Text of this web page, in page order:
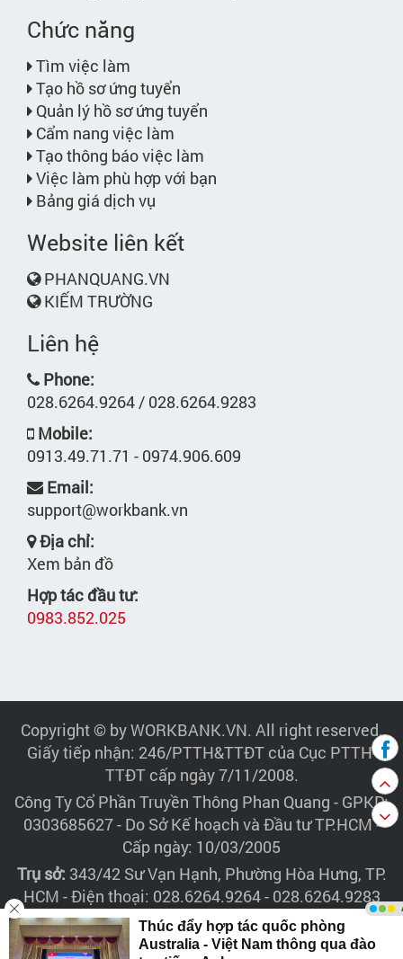
Chức năng
Tìm việc làm
Tạo hồ sơ ứng tuyển
Quản lý hồ sơ ứng tuyển
Cẩm nang việc làm
Tạo thông báo việc làm
Việc làm phù hợp với bạn
Bảng giá dịch vụ
Website liên kết
PHANQUANG.VN
KIẾM TRƯỜNG
Liên hệ
Phone:
028.6264.9264 / 028.6264.9283
Mobile:
0913.49.71.71 - 0974.906.609
Email:
support@workbank.vn
Địa chỉ:
Xem bản đồ
Hợp tác đầu tư:
0983.852.025
Copyright © by WORKBANK.VN. All right reserved.
Giấy tiếp nhận: 246/PTTH&TTĐT của Cục PTTH-
TTĐT cấp ngày 7/11/2008.
Công Ty Cổ Phần Truyền Thông Phan Quang - GPKD:
0303685627 - Do Sở Kế hoạch và Đầu tư TP.HCM -
Cấp ngày: 10/03/2005
Trụ sở: 343/42 Sư Vạn Hạnh, Phường Hòa Hưng, TP.
HCM - Điện thoại: 028.6264.9264 - 028.6264.9283